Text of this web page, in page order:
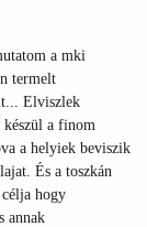
a mki
termelt
Elviszlek
készül a finom
a helyiek beviszik
És a toszkán
hogy
annak